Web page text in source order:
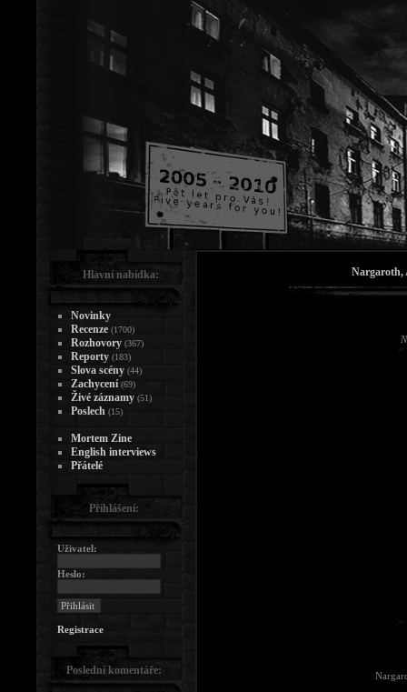
Nargaroth,
Hlavní nabídka:
Novinky
Recenze (1700)
Rozhovory (367)
Reporty (183)
Slova scény (44)
Zachycení (69)
Živé záznamy (51)
Poslech (15)
Mortem Zine
English interviews
Přátelé
Přihlášení:
Uživatel:
Heslo:
Registrace
Poslední komentáře: